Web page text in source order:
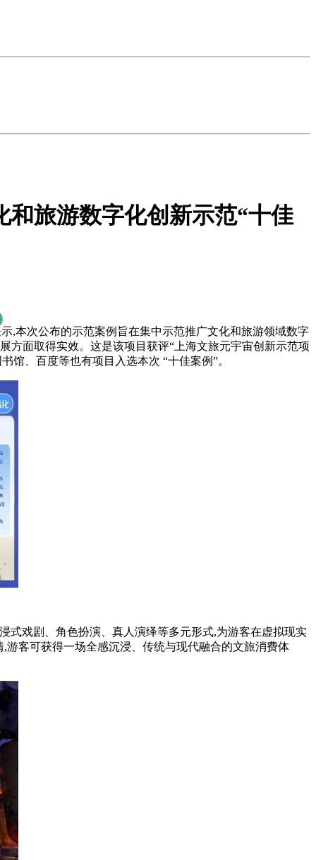
旅游数字化创新示范“十佳
,本次公布的示范案例旨在集中示范推广文化和旅游领域数字
方面取得实效。这是该项目获评“上海文旅元宇宙创新示范项
馆、百度等也有项目入选本次 “十佳案例”。
式戏剧、角色扮演、真人演绎等多元形式,为游客在虚拟现实
客可获得一场全感沉浸、传统与现代融合的文旅消费体